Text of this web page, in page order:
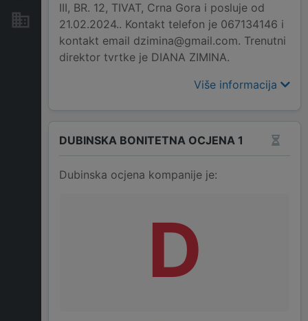
Nekretnine i imovina
III, BR. 12, TIVAT, Crna Gora i posluje od
21.02.2024.. Kontakt telefon je 067134146 i
kontakt email dzimina@gmail.com. Trenutni
direktor tvrtke je DIANA ZIMINA.
Više informacija
DUBINSKA BONITETNA OCJENA 1
Dubinska ocjena kompanije je:
D